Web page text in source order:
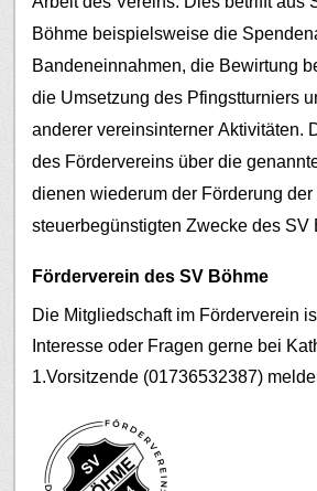
Böhme beispielsweise die
Bandeneinnahmen, die Bewirtung
die Umsetzung des Pfingstturniers
anderer vereinsinterner Aktivitäten.
des Fördervereins über die
dienen wiederum der Förderung der
steuerbegünstigten Zwecke des SV
Förderverein des SV Böhme
Die Mitgliedschaft im Förderverein
Interesse oder Fragen gerne bei
1.Vorsitzende (01736532387)